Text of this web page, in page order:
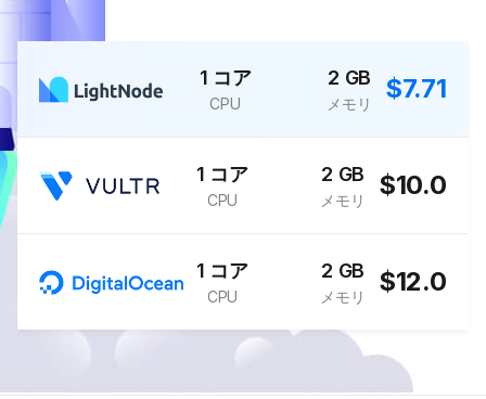
1 コア
CPU
2 GB
メモリ $7.71
1 コア
CPU
2 GB
メモリ $10.0
1 コア
CPU
2 GB
メモリ $12.0